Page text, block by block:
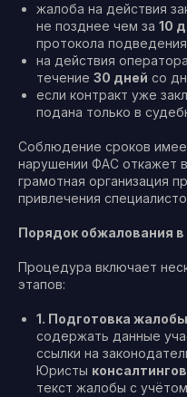
жалоба на действия
не позднее чем за 10
протокола подведения
на действия
течение 30 дней со
если контракт уже
подана только в
Соблюдение сроков
нарушении ФАС откажет
грамотная организация
привлечения
Порядок обжалования
Процедура включает
этапов:
1. Подготовка
содержать данные
ссылки на
Юристы
текст жалобы с